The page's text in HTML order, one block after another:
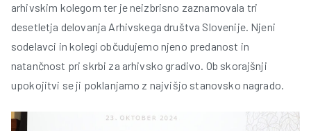
arhivskim kolegom ter je neizbrisno zaznamovala tri
desetletja delovanja Arhivskega društva Slovenije. Njeni
sodelavci in kolegi občudujemo njeno predanost in
natančnost pri skrbi za arhivsko gradivo. Ob skorajšnji
upokojitvi se ji poklanjamo z najvišjo stanovsko nagrado.